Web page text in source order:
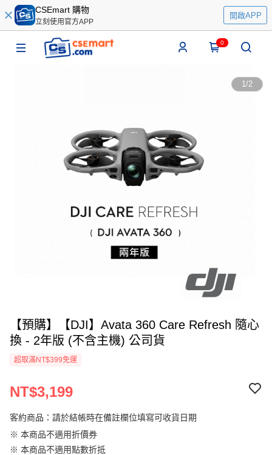
CSEmart 購物
立刻使用官方APP
開啟APP
0
1/2
【預購】【DJI】Avata 360 Care Refresh 隨心
換 - 2年版 (不含主機) 公司貨
超取滿NT$399免運
NT$3,199
客約商品：請於結帳時在備註欄位填寫可收貨日期
※ 本商品不適用折價券
※ 本商品不適用點數折抵